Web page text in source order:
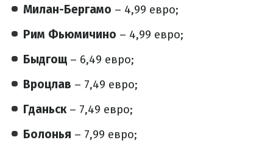
Милан-Бергамо – 4,99 евро;
Рим Фьюмичино – 4,99 евро;
Быдгощ – 6,49 евро;
Вроцлав – 7,49 евро;
Гданьск – 7,49 евро;
Болонья – 7,99 евро;